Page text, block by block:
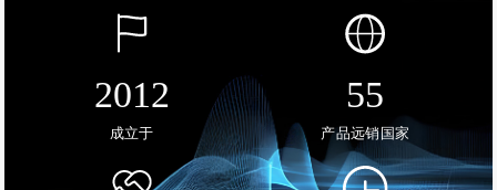
2012
成立于
55
产品远销国家